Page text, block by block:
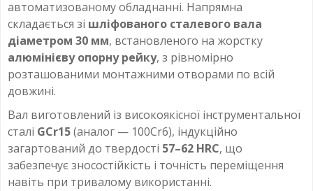
автоматизованому обладнанні. Напрямна
складається зі шліфованого сталевого вала
діаметром 30 мм, встановленого на жорстку
алюмінієву опорну рейку, з рівномірно
розташованими монтажними отворами по всій
довжині.
Вал виготовлений із високоякісної інструментальної
сталі GCr15(аналог — 100Cr6), індукційно
загартований до твердості 57–62 HRC, що
забезпечує зносостійкість і точність переміщення
навіть при тривалому використанні.